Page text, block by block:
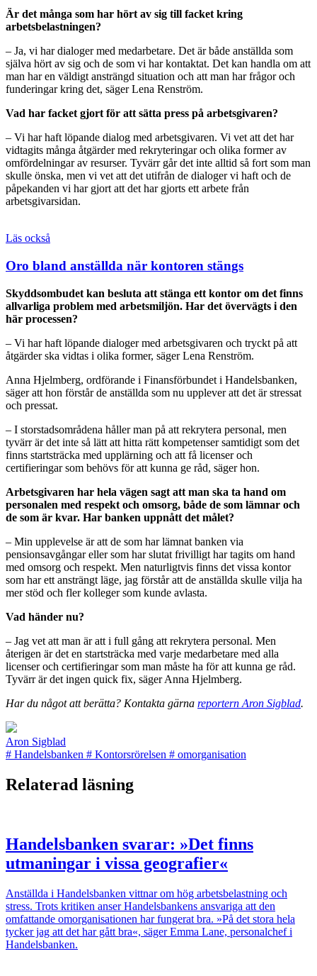
Är det många som har hört av sig till facket kring
arbetsbelastningen?
– Ja, vi har dialoger med medarbetare. Det är både anställda som
själva hört av sig och de som vi har kontaktat. Det kan handla om att
man har en väldigt ansträngd situation och att man har frågor och
funderingar kring det, säger Lena Renström.
Vad har facket gjort för att sätta press på arbetsgivaren?
– Vi har haft löpande dialog med arbetsgivaren. Vi vet att det har
vidtagits många åtgärder med rekryteringar och olika former av
omfördelningar av resurser. Tyvärr går det inte alltid så fort som man
skulle önska, men vi vet att det utifrån de dialoger vi haft och de
påpekanden vi har gjort att det har gjorts ett arbete från
arbetsgivarsidan.
Läs också
Oro bland anställda när kontoren stängs
Skyddsombudet kan besluta att stänga ett kontor om det finns
allvarliga problem med arbetsmiljön. Har det övervägts i den
här processen?
– Vi har haft löpande dialoger med arbetsgivaren och tryckt på att
åtgärder ska vidtas i olika former, säger Lena Renström.
Anna Hjelmberg, ordförande i Finansförbundet i Handelsbanken,
säger att hon förstår de anställda som nu upplever att det är stressat
och pressat.
– I storstadsområdena håller man på att rekrytera personal, men
tyvärr är det inte så lätt att hitta rätt kompetenser samtidigt som det
finns startsträcka med upplärning och att få licenser och
certifieringar som behövs för att kunna ge råd, säger hon.
Arbetsgivaren har hela vägen sagt att man ska ta hand om
personalen med respekt och omsorg, både de som lämnar och
de som är kvar. Har banken uppnått det målet?
– Min upplevelse är att de som har lämnat banken via
pensionsavgångar eller som har slutat frivilligt har tagits om hand
med omsorg och respekt. Men naturligtvis finns det vissa kontor
som har ett ansträngt läge, jag förstår att de anställda skulle vilja ha
mer stöd och fler kolleger som kunde avlasta.
Vad händer nu?
– Jag vet att man är att i full gång att rekrytera personal. Men
återigen är det en startsträcka med varje medarbetare med alla
licenser och certifieringar som man måste ha för att kunna ge råd.
Tyvärr är det ingen quick fix, säger Anna Hjelmberg.
Har du något att berätta? Kontakta gärna reportern Aron Sigblad.
Aron Sigblad
# Handelsbanken # Kontorsrörelsen # omorganisation
Relaterad läsning
Handelsbanken svarar: »Det finns
utmaningar i vissa geografier«
Anställda i Handelsbanken vittnar om hög arbetsbelastning och
stress. Trots kritiken anser Handelsbankens ansvariga att den
omfattande omorganisationen har fungerat bra. »På det stora hela
tycker jag att det har gått bra«, säger Emma Lane, personalchef i
Handelsbanken.